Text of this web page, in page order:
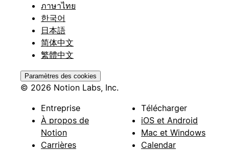
ภาษาไทย
한국어
日本語
简体中文
繁體中文
Paramètres des cookies
© 2026 Notion Labs, Inc.
Entreprise
À propos de
Notion
Carrières
Télécharger
iOS et Android
Mac et Windows
Calendar